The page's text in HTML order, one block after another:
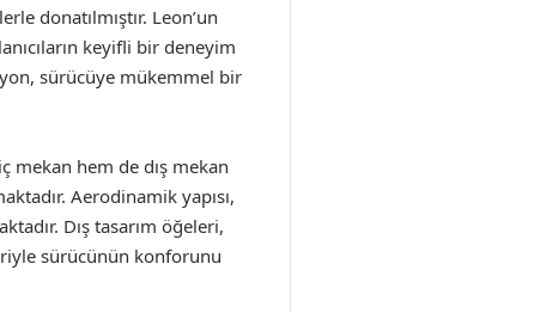
donatılmıştır. Leon’un
keyifli bir deneyim
sürücüye mükemmel bir
mekan hem de dış mekan
Aerodinamik yapısı,
Dış tasarım öğeleri,
sürücünün konforunu